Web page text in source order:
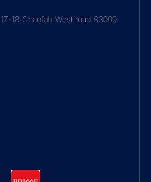
18 Chaofah West road 83000